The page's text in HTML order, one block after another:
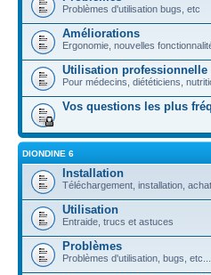
Problèmes d'utilisation bugs, etc
Améliorations
Ergonomie, nouvelles
Utilisation professionnelle
Pour médecins, diététiciens,
Vos questions les plus
DIONDINE 6
Installation
Téléchargement, installation,
Utilisation
Entraide, trucs et astuces
Problèmes
Problèmes d'utilisation, bugs, etc...